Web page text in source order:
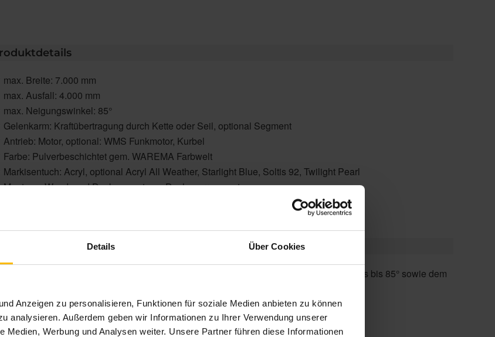
Details Über Cookies
Anzeigen zu personalisieren, Funktionen für soziale Medien anbieten zu können
analysieren. Außerdem geben wir Informationen zu Ihrer Verwendung unserer
Medien, Werbung und Analysen weiter. Unsere Partner führen diese Informationen
max. Breite: 7.000 mm
max. Ausfall: 4.000 mm
max. Neigungswinkel: 85°
Gelenkarm: Kraftübertragung durch Kette oder Seil, optional Segment
Antrieb: Motor, optional: WMS Funkmotor, Kurbel
Farbe: Pulverbeschichtet gem. WAREMA Farbwelt
Markisentuch: Acryl, optional Acryl All Weather, Starlight Blue, Soltis 92, Twilight Pearl
Montage: Wand- und Deckenmontage, Dachsparrenmontage
mit ihrer besonders textilen Optik für
Schutz – dank der Möglichkeit zur